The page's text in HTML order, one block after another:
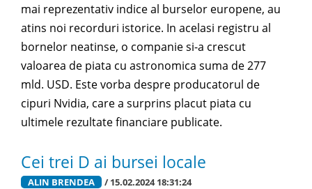
mai reprezentativ indice al burselor europene, au
atins noi recorduri istorice. In acelasi registru al
bornelor neatinse, o companie si-a crescut
valoarea de piata cu astronomica suma de 277
mld. USD. Este vorba despre producatorul de
cipuri Nvidia, care a surprins placut piata cu
ultimele rezultate financiare publicate.
Cei trei D ai bursei locale
ALIN BRENDEA / 15.02.2024 18:31:24